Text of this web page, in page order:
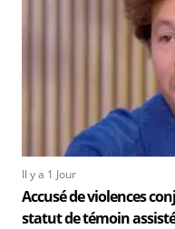
Il y a 1 Jour
Accusé de violences
statut de témoin